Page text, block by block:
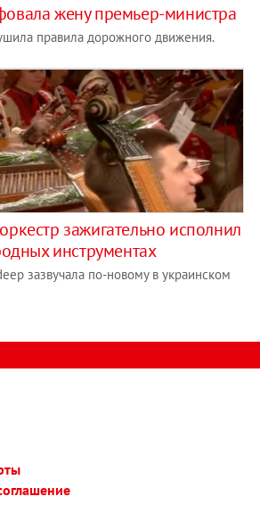
жену премьер-министра
правила дорожного движения.
зажигательно исполнил
инструментах
зазвучала по-новому в украинском